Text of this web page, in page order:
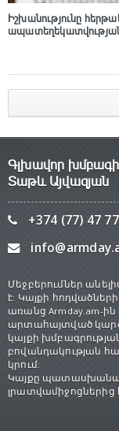
Իշխանությունը
ապատեղեկատվության
Գլխավոր
Տաթև Այվազյան
+374 (77) 47
Մեջբերումներ
է: Կայքի
առանց Armday.am-
արտահայտված
կայքի
բովանդակության
կրում:
Կայքը